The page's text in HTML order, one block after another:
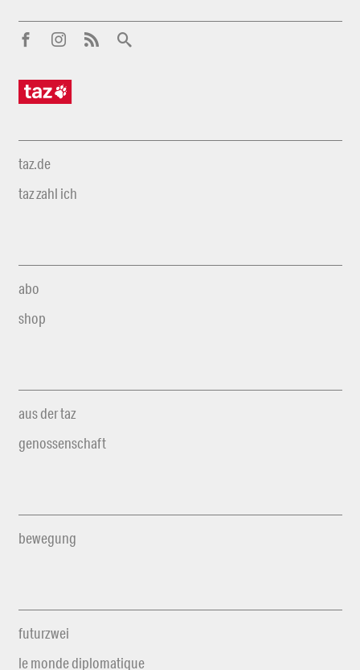
taz.de
taz zahl ich
abo
shop
aus der taz
genossenschaft
bewegung
futurzwei
le monde diplomatique